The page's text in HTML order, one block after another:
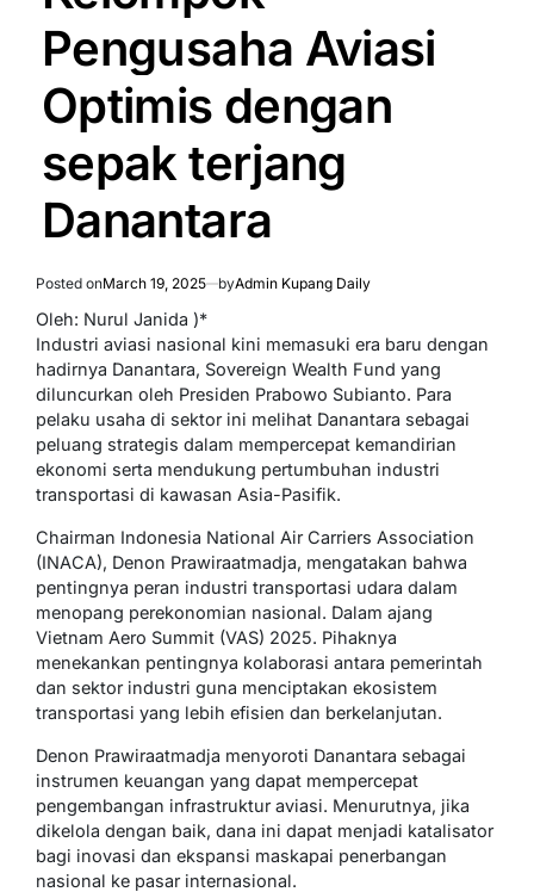
Pengusaha Aviasi
Optimis dengan
sepak terjang
Danantara
Posted onMarch 19, 2025 byAdmin Kupang Daily
Oleh: Nurul Janida )*
Industri aviasi nasional kini memasuki era baru dengan
hadirnya Danantara, Sovereign Wealth Fund yang
diluncurkan oleh Presiden Prabowo Subianto. Para
pelaku usaha di sektor ini melihat Danantara sebagai
peluang strategis dalam mempercepat kemandirian
ekonomi serta mendukung pertumbuhan industri
transportasi di kawasan Asia-Pasifik.
Chairman Indonesia National Air Carriers Association
(INACA), Denon Prawiraatmadja, mengatakan bahwa
pentingnya peran industri transportasi udara dalam
menopang perekonomian nasional. Dalam ajang
Vietnam Aero Summit (VAS) 2025. Pihaknya
menekankan pentingnya kolaborasi antara pemerintah
dan sektor industri guna menciptakan ekosistem
transportasi yang lebih efisien dan berkelanjutan.
Denon Prawiraatmadja menyoroti Danantara sebagai
instrumen keuangan yang dapat mempercepat
pengembangan infrastruktur aviasi. Menurutnya, jika
dikelola dengan baik, dana ini dapat menjadi katalisator
bagi inovasi dan ekspansi maskapai penerbangan
nasional ke pasar internasional.